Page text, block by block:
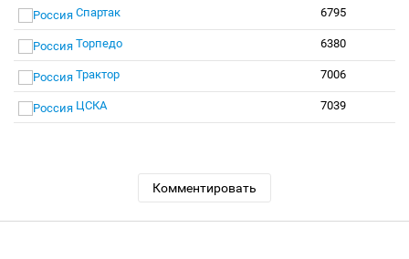
Спартак 6795
Торпедо 6380
Трактор 7006
ЦСКА 7039
Комментировать